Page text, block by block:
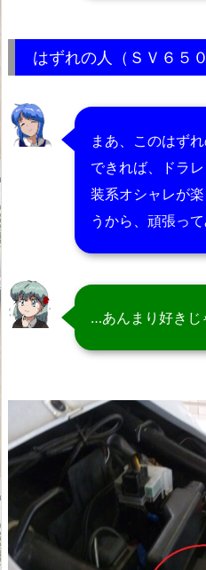
はずれの人（ＳＶ６５
まあ、このはず
できれば、ドラ
装系オシャレが
うから、頑張って
…あんまり好きじ